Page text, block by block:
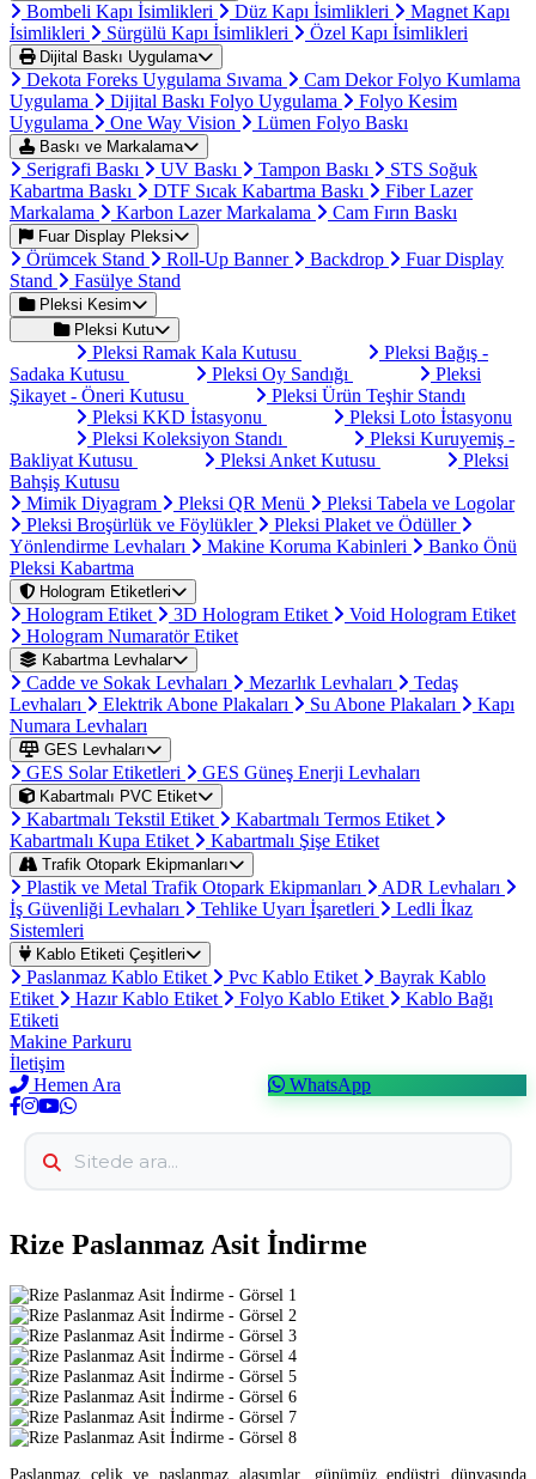
Bombeli Kapı İsimlikleri Düz Kapı İsimlikleri
Magnet Kapı
İsimlikleri
Sürgülü Kapı İsimlikleri Özel Kapı İsimlikleri
Dijital Baskı Uygulama
Dekota Foreks Uygulama Sıvama
Cam Dekor Folyo Kumlama
Uygulama
Dijital Baskı Folyo Uygulama
Folyo Kesim
Uygulama
One Way Vision Lümen Folyo Baskı
Baskı ve Markalama
Serigrafi Baskı UV Baskı Tampon Baskı
STS Soğuk
Kabartma Baskı
DTF Sıcak Kabartma Baskı
Fiber Lazer
Markalama
Karbon Lazer Markalama Cam Fırın Baskı
Fuar Display Pleksi
Örümcek Stand Roll-Up Banner Backdrop
Fuar Display
Stand
Fasülye Stand
Pleksi Kesim
Pleksi Kutu
Pleksi Ramak Kala Kutusu
Pleksi Bağış -
Sadaka Kutusu
Pleksi Oy Sandığı
Pleksi
Şikayet - Öneri Kutusu
Pleksi Ürün Teşhir Standı
Pleksi KKD İstasyonu
Pleksi Loto İstasyonu
Pleksi Koleksiyon Standı
Pleksi Kuruyemiş -
Bakliyat Kutusu
Pleksi Anket Kutusu
Pleksi
Bahşiş Kutusu
Mimik Diyagram
Pleksi QR Menü
Pleksi Tabela ve Logolar
Pleksi Broşürlük ve Föylükler
Pleksi Plaket ve Ödüller
Yönlendirme Levhaları
Makine Koruma Kabinleri
Banko Önü
Pleksi Kabartma
Hologram Etiketleri
Hologram Etiket 3D Hologram Etiket
Void Hologram Etiket
Hologram Numaratör Etiket
Kabartma Levhalar
Cadde ve Sokak Levhaları Mezarlık Levhaları
Tedaş
Levhaları
Elektrik Abone Plakaları Su Abone Plakaları
Kapı
Numara Levhaları
GES Levhaları
GES Solar Etiketleri GES Güneş Enerji Levhaları
Kabartmalı PVC Etiket
Kabartmalı Tekstil Etiket
Kabartmalı Termos Etiket
Kabartmalı Kupa Etiket
Kabartmalı Şişe Etiket
Trafik Otopark Ekipmanları
Plastik ve Metal Trafik Otopark Ekipmanları
ADR Levhaları
İş Güvenliği Levhaları
Tehlike Uyarı İşaretleri
Ledli İkaz
Sistemleri
Kablo Etiketi Çeşitleri
Paslanmaz Kablo Etiket Pvc Kablo Etiket
Bayrak Kablo
Etiket
Hazır Kablo Etiket Folyo Kablo Etiket
Kablo Bağı
Etiketi
Makine Parkuru
İletişim
Hemen Ara
WhatsApp
Rize Paslanmaz Asit İndirme
Paslanmaz çelik ve paslanmaz alaşımlar, günümüz endüstri dünyasında